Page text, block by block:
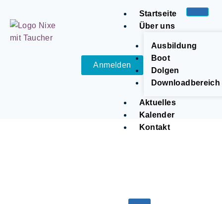
Startseite
Über uns
Ausbildung
Boot
Dolgen
Downloadbereich
Aktuelles
Kalender
Kontakt
Anmelden